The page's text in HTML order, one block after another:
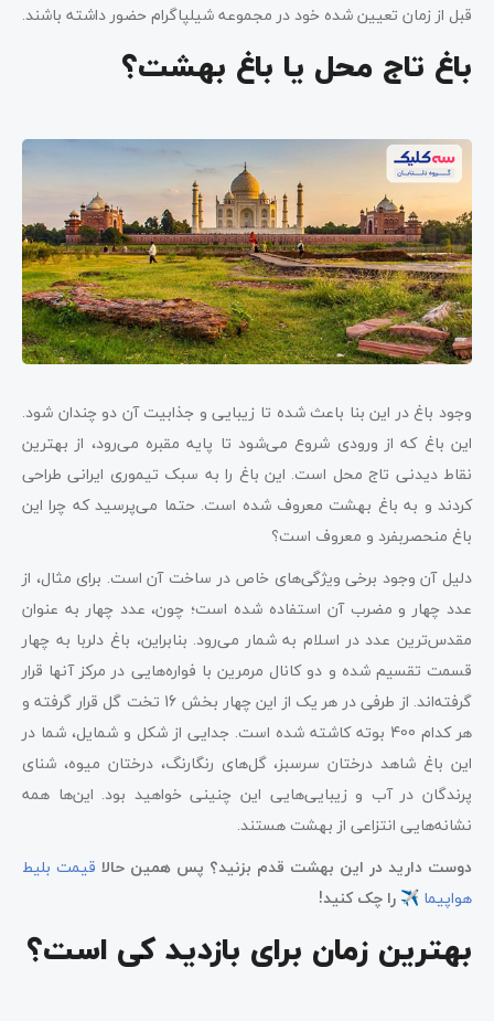
قبل از زمان تعیین شده خود در مجموعه شیلپاگرام حضور داشته باشند.
باغ تاج محل یا باغ بهشت؟
وجود باغ در این بنا باعث شده تا زیبایی و جذابیت آن دو چندان شود.
این باغ که از ورودی شروع می‌شود تا پایه مقبره می‌رود، از بهترین
نقاط دیدنی تاج محل است. این باغ را به سبک تیموری ایرانی طراحی
کردند و به باغ بهشت معروف شده است. حتما می‌پرسید که چرا این
باغ منحصربفرد و معروف است؟
دلیل آن وجود برخی ویژگی‌های خاص در ساخت آن است. برای مثال، از
عدد چهار و مضرب آن استفاده شده است؛ چون، عدد چهار به عنوان
مقدس‌ترین عدد در اسلام به شمار می‌رود. بنابراین، باغ دلربا به چهار
قسمت تقسیم شده و دو کانال مرمرین با فواره‌هایی در مرکز آنها قرار
گرفته‌اند. از طرفی در هر یک از این چهار بخش 16 تخت گل قرار گرفته و
هر کدام 400 بوته کاشته شده است. جدایی از شکل و شمایل، شما در
این باغ شاهد درختان سرسبز، گل‌های رنگارنگ، درختان میوه، شنای
پرندگان در آب و زیبایی‌هایی این چنینی خواهید بود. این‌ها همه
نشانه‌هایی انتزاعی از بهشت هستند.
دوست دارید در این بهشت قدم بزنید؟ پس همین حالا قیمت بلیط
هواپیما ✈ را چک کنید!
بهترین زمان برای بازدید کی است؟